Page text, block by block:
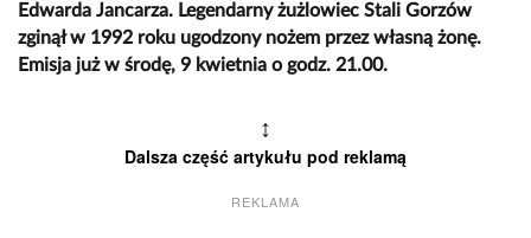
Edwarda Jancarza. Legendarny żużlowiec Stali Gorzów
zginął w 1992 roku ugodzony nożem przez własną żonę.
Emisja już w środę, 9 kwietnia o godz. 21.00.
↕
Dalsza część artykułu pod reklamą
REKLAMA